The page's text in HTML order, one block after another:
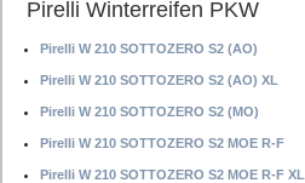
Pirelli Winterreifen PKW
Pirelli W 210 SOTTOZERO S2 (AO)
Pirelli W 210 SOTTOZERO S2 (AO) XL
Pirelli W 210 SOTTOZERO S2 (MO)
Pirelli W 210 SOTTOZERO S2 MOE R-F
Pirelli W 210 SOTTOZERO S2 MOE R-F XL